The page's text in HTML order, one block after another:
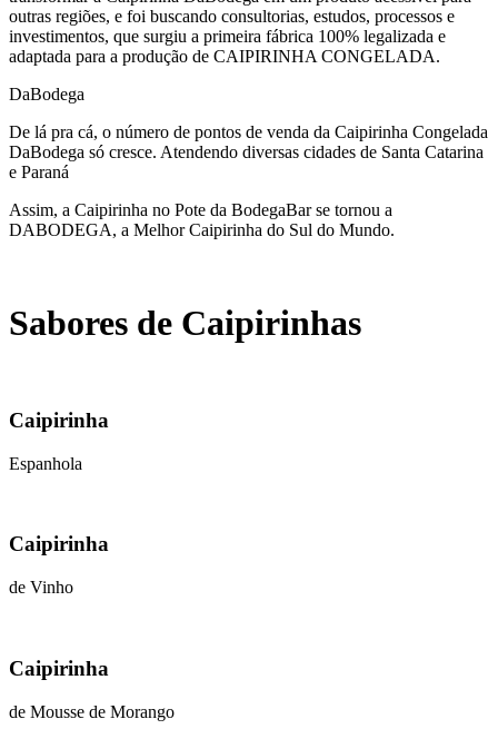
outras regiões, e foi buscando consultorias, estudos, processos e
investimentos, que surgiu a primeira fábrica 100% legalizada e
adaptada para a produção de CAIPIRINHA CONGELADA.
DaBodega
De lá pra cá, o número de pontos de venda da Caipirinha Congelada
DaBodega só cresce. Atendendo diversas cidades de Santa Catarina
e Paraná
Assim, a Caipirinha no Pote da BodegaBar se tornou a
DABODEGA, a Melhor Caipirinha do Sul do Mundo.
Sabores de Caipirinhas
Caipirinha
Espanhola
Caipirinha
de Vinho
Caipirinha
de Mousse de Morango